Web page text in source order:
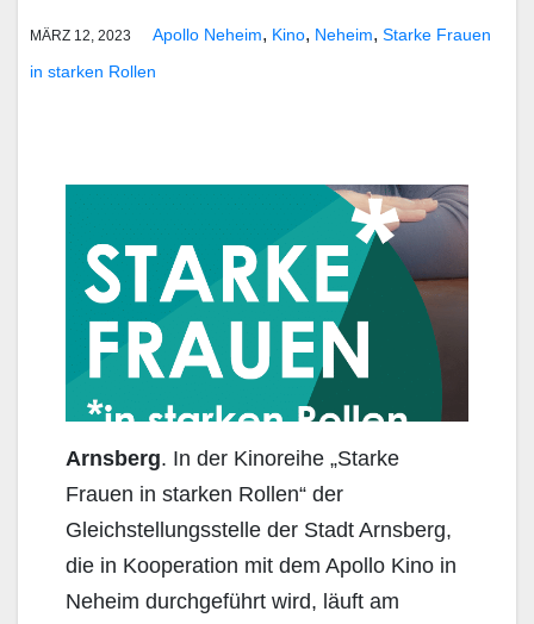
MÄRZ 12, 2023 Apollo Neheim, Kino, Neheim, Starke Frauen
in starken Rollen
Arnsberg. In der Kinoreihe „Starke
Frauen in starken Rollen“ der
Gleichstellungsstelle der Stadt Arnsberg,
die in Kooperation mit dem Apollo Kino in
Neheim durchgeführt wird, läuft am